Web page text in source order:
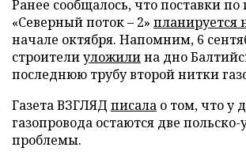
Ранее сообщалось, что поставки по
«Северный поток – 2» планируется
начале октября. Напомним, 6
строителиуложилина дно
последнюю трубу второй нитки
Газета ВЗГЛЯД писала о том, что у
газопровода остаются две
проблемы.